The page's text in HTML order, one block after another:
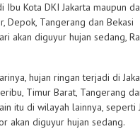
Ibu Kota DKI Jakarta maupun
Depok, Tangerang dan Bekasi
akan diguyur hujan sedang,
hujan ringan terjadi di
Timur Barat, Tangerang
itu di wilayah lainnya, seperti
akan diguyur hujan sedang.